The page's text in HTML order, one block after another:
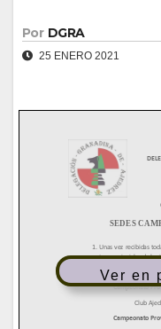
Por DGRA
25 ENERO 2021
Ver en